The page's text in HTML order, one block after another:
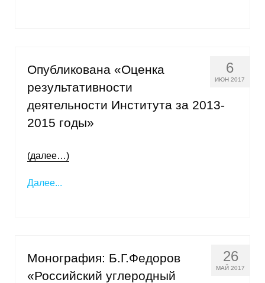
6
ИЮН 2017
Опубликована «Оценка
результативности
деятельности Института за 2013-
2015 годы»
(далее…)
Далее...
26
МАЙ 2017
Монография: Б.Г.Федоров
«Российский углеродный